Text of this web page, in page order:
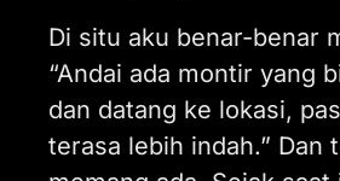
Di situ aku benar-benar
“Andai ada montir yang
dan datang ke lokasi,
terasa lebih indah.” Dan